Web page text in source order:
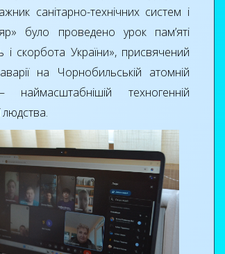
санітарно-технічних систем і
було проведено урок пам’яті
скорбота України», присвячений
на Чорнобильській атомній
наймасштабнішій техногенній
людства.